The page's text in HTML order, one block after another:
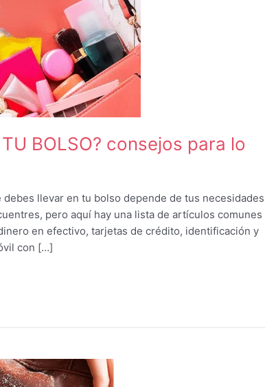
TU BOLSO? consejos para lo
debes llevar en tu bolso depende de tus necesidades
pero aquí hay una lista de artículos comunes
en efectivo, tarjetas de crédito, identificación y
con […]